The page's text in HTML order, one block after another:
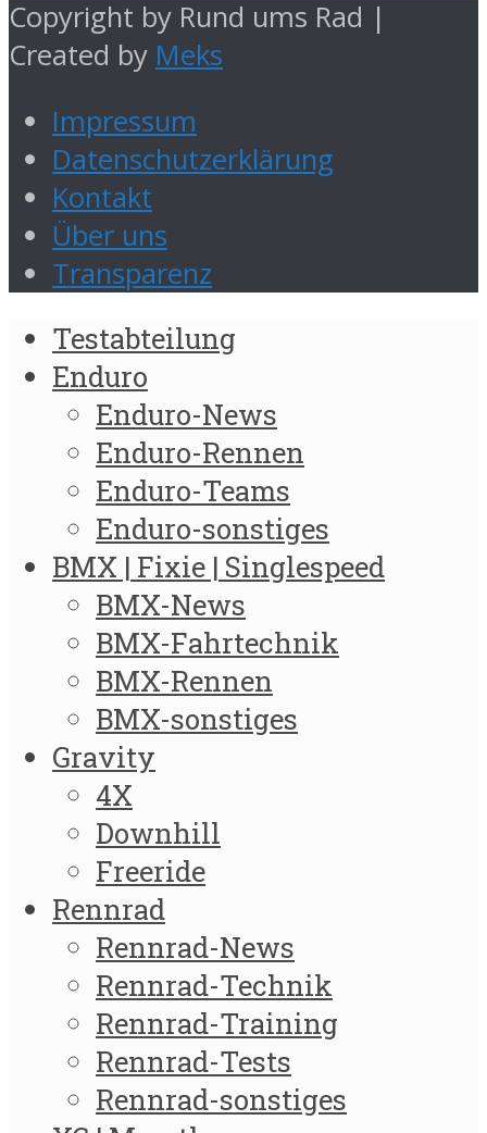
Copyright by Rund ums Rad |
Created by Meks
Impressum
Datenschutzerklärung
Kontakt
Über uns
Transparenz
Testabteilung
Enduro
Enduro-News
Enduro-Rennen
Enduro-Teams
Enduro-sonstiges
BMX | Fixie | Singlespeed
BMX-News
BMX-Fahrtechnik
BMX-Rennen
BMX-sonstiges
Gravity
4X
Downhill
Freeride
Rennrad
Rennrad-News
Rennrad-Technik
Rennrad-Training
Rennrad-Tests
Rennrad-sonstiges